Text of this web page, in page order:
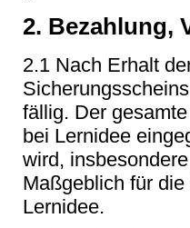
2. Bezahlung,
2.1 Nach Erhalt
fällig. Der
bei Lernidee
wird,
Maßgeblich für
Lernidee.